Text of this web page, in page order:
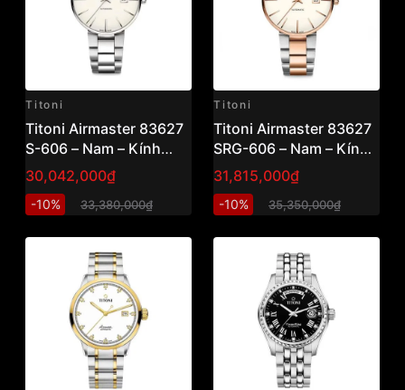
Titoni
Titoni Airmaster 83627
S-606 – Nam – Kính
Sapphire – Automatic –
Mặt Số 42mm, Phong
Cách Bauhaus, Swiss
30,042,000₫
-10% 33,380,000₫
Titoni
Titoni Airmaster 83627
SRG-606 – Nam – Kính
Sapphire – Automatic –
Mặt Số 42mm, Phong
Cách Bauhaus, Mạ
31,815,000₫
-10% 35,350,000₫